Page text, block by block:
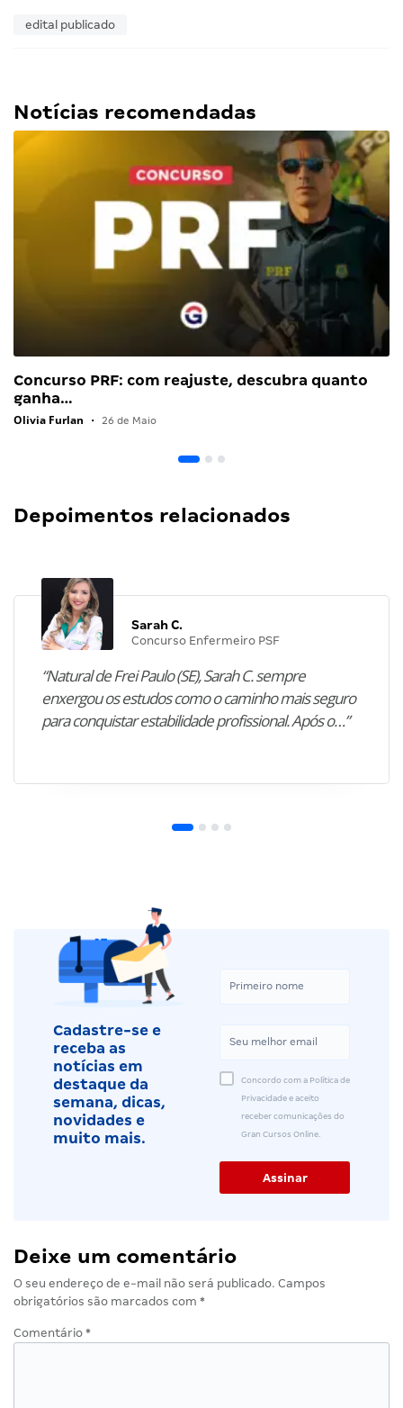
edital publicado
Notícias recomendadas
Concurso PRF: com reajuste, descubra quanto
ganha…
Olivia Furlan • 26 de Maio
Depoimentos relacionados
Sarah C.
Concurso Enfermeiro PSF
“Natural de Frei Paulo (SE), Sarah C. sempre
enxergou os estudos como o caminho mais seguro
para conquistar estabilidade profissional. Após o…”
Cadastre-se e
receba as
notícias em
destaque da
semana, dicas,
novidades e
muito mais.
Concordo com a Política de
Privacidade e aceito
receber comunicações do
Gran Cursos Online.
Deixe um comentário
O seu endereço de e-mail não será publicado. Campos
obrigatórios são marcados com *
Comentário *